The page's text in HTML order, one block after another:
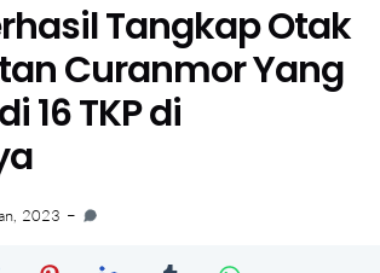
Tangkap Otak
Curanmor Yang
16 TKP di
2023